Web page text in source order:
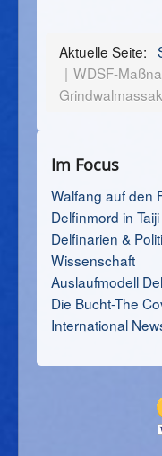
Aktuelle Seite:
WDSF-
Im Focus
Walfang auf den
Delfinmord in Taiji
Delfinarien &
Wissenschaft
Auslaufmodell
Die Bucht-The
International